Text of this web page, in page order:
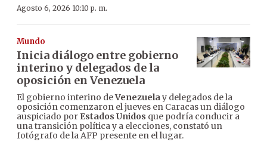
Agosto 6, 2026 10:10 p. m.
Mundo
Inicia diálogo entre gobierno
interino y delegados de la
oposición en Venezuela
El gobierno interino deVenezuelay delegados de la
oposición comenzaron el jueves en Caracas un diálogo
auspiciado por Estados Unidos que podría conducir a
una transición política y a elecciones, constató un
fotógrafo de la AFP presente en el lugar.